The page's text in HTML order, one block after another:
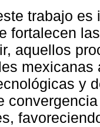
trabajo
fortalecen
aquellos
y